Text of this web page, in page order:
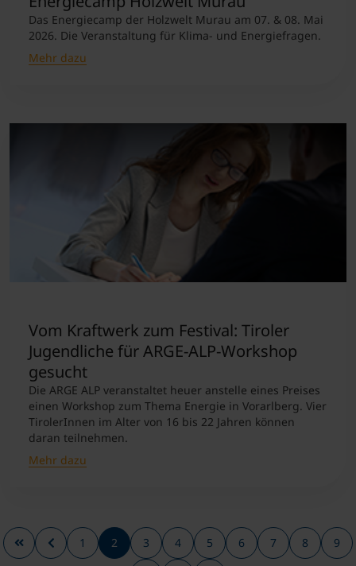
Das Energiecamp der Holzwelt Murau am 07. & 08. Mai
2026. Die Veranstaltung für Klima- und Energiefragen.
Mehr dazu
Vom Kraftwerk zum Festival: Tiroler
Jugendliche für ARGE-ALP-Workshop
gesucht
Die ARGE ALP veranstaltet heuer anstelle eines Preises
einen Workshop zum Thema Energie in Vorarlberg. Vier
TirolerInnen im Alter von 16 bis 22 Jahren können
daran teilnehmen.
Mehr dazu
1 2 3 4 5 6 7 8 9